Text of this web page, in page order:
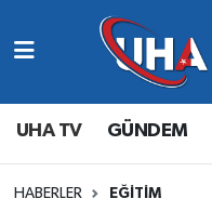
UHA TV GÜNDEM
HABERLER EĞİTİM
Abone Ol
Gündem
Ekonomi
Nöbetçi Eczaneler
Hava Durumu
Namaz Vakitleri